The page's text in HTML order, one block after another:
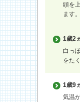
頭を
ます
1歳2
白っ
をた
1歳9
気温